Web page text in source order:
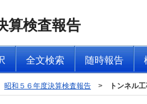
算検査報告
全文検索 随時報告
昭和５６年度決算検査報告 > トンネル